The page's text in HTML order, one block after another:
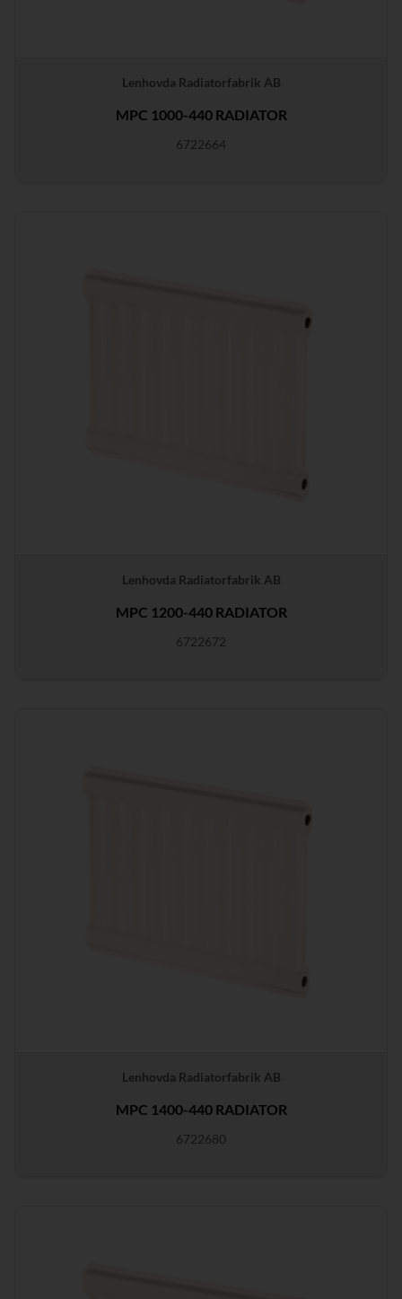
Lenhovda Radiatorfabrik AB
MPC 1000-440 RADIATOR
6722664
Lenhovda Radiatorfabrik AB
MPC 1200-440 RADIATOR
6722672
Lenhovda Radiatorfabrik AB
MPC 1400-440 RADIATOR
6722680